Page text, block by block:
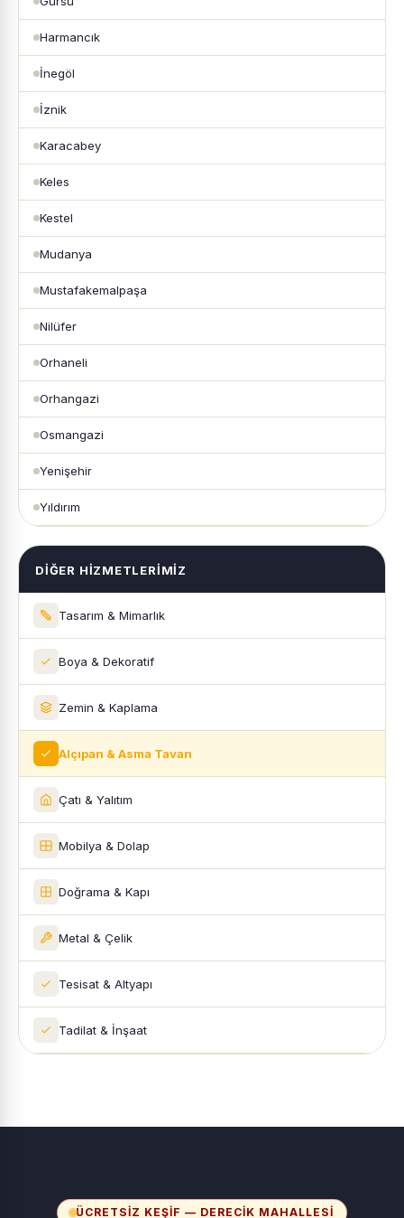
Harmancık
İnegöl
İznik
Karacabey
Keles
Kestel
Mudanya
Mustafakemalpaşa
Nilüfer
Orhaneli
Orhangazi
Osmangazi
Yenişehir
Yıldırım
DIĞER HIZMETLERIMIZ
Tasarım & Mimarlık
Boya & Dekoratif
Zemin & Kaplama
Alçıpan & Asma Tavan
Çatı & Yalıtım
Mobilya & Dolap
Doğrama & Kapı
Metal & Çelik
Tesisat & Altyapı
Tadilat & İnşaat
ÜCRETSIZ KEŞIF — DERECIK MAHALLESI